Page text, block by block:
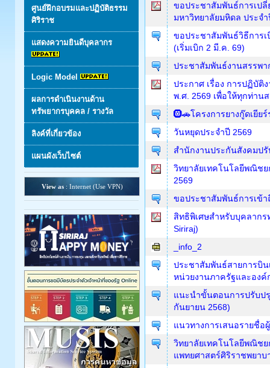
ศูนย์ฝึกอบรมและปฏิบัติธรรม
ศิริราช
แสดงความยินดีบุคลากร
Logic Model
ผลการดำเนินงานด้าน
ทรัพยากรบุคคล / รางวัล
ลิงค์ที่เกี่ยวข้อง
แผนผังเว็บไซต์
View as: Internet (Use VPN)
ขอประชาสัมพันธ์การเปลี่
มหาวิทยาลัยมหิดล ประจ
ขอประชาสัมพันธ์วิธีการเ
(เริ่มเบิก 2 มี.ค. 69)
ประชาสัมพันธ์งานสรรพา
ประกาศ เรื่อง การปฏิบัติ
พ.ศ. 2569 เพื่อให้ทุกท่า
🛞🚗โครงการยางกู๊ดเยีย
วันหยุดประจำปี 2569
สำนักงานประกันสังคมป
วิทยาลัยเทคโนโลยีพณิชย
2569
ขอประชาสัมพันธ์การเข้า
สิทธิพิเศษสำหรับบุคลากร
Siriraj)
_info_2
ประชาสัมพันธ์สายการบิน
หน่วยงานภาครัฐและองค์
แนะนำขั้นตอนการปรับปรุ
กันยายน 2568)
แนวทางการเสนอรายชื่อ
วิทยาลัยเทคโนโลยีพณิช
แพทยศาสตร์ศิริราชพยาบ